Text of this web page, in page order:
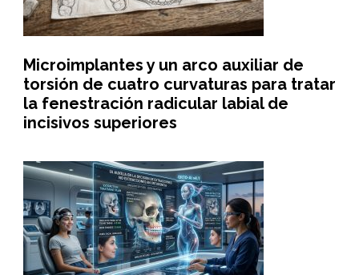
Microimplantes y un arco auxiliar de
torsión de cuatro curvaturas para tratar
la fenestración radicular labial de
incisivos superiores